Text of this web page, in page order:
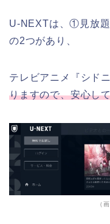
U-NEXTは、①見放
の2つがあり、
テレビアニメ『シド
りますので、安心し
（